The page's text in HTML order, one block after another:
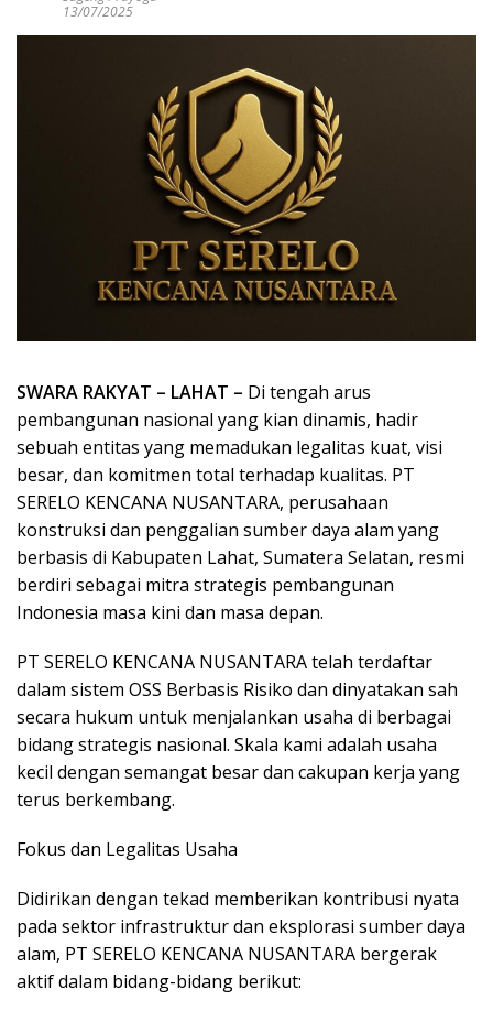
13/07/2025
SWARA RAKYAT – LAHAT – Di tengah arus
pembangunan nasional yang kian dinamis, hadir
sebuah entitas yang memadukan legalitas kuat, visi
besar, dan komitmen total terhadap kualitas. PT
SERELO KENCANA NUSANTARA, perusahaan
konstruksi dan penggalian sumber daya alam yang
berbasis di Kabupaten Lahat, Sumatera Selatan, resmi
berdiri sebagai mitra strategis pembangunan
Indonesia masa kini dan masa depan.
PT SERELO KENCANA NUSANTARA telah terdaftar
dalam sistem OSS Berbasis Risiko dan dinyatakan sah
secara hukum untuk menjalankan usaha di berbagai
bidang strategis nasional. Skala kami adalah usaha
kecil dengan semangat besar dan cakupan kerja yang
terus berkembang.
Fokus dan Legalitas Usaha
Didirikan dengan tekad memberikan kontribusi nyata
pada sektor infrastruktur dan eksplorasi sumber daya
alam, PT SERELO KENCANA NUSANTARA bergerak
aktif dalam bidang-bidang berikut: